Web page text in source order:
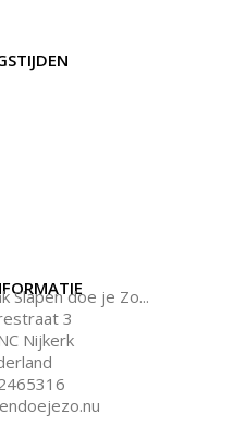
Slapen doe je Zo...
3
Nijkerk